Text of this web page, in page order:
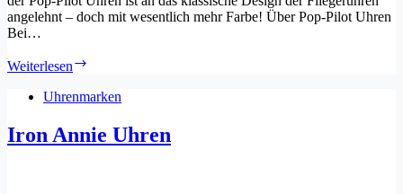
angelehnt – doch mit wesentlich mehr Farbe! Über Pop-Pilot Uhren
Bei…
Weiterlesen
Uhren
Uhrenmarken
Iron Annie Uhren